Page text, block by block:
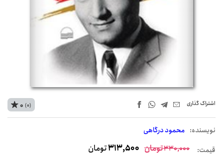
اشتراک‌ گذاری
نويسنده: محمود درگاهی
0 (0)
قیمت: 330,000تومان 313,500تومان